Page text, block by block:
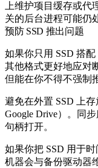
上维护项目缓存或
关的后台进程可能仍
预防 SSD 推出问题
如果你只用 SSD 搭
其他格式更好地应对
但能在你不得不强制
避免在外置 SSD 上存
Google Drive）。同
句柄打开。
如果你把 SSD 用于
机器会与备份驱动器